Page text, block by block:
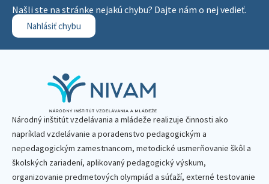
Našli ste na stránke nejakú chybu? Dajte nám o nej vedieť.
Nahlásiť chybu
Národný inštitút vzdelávania a mládeže realizuje činnosti ako
napríklad vzdelávanie a poradenstvo pedagogickým a
nepedagogickým zamestnancom, metodické usmerňovanie škôl a
školských zariadení, aplikovaný pedagogický výskum,
organizovanie predmetových olympiád a súťaží, externé testovanie